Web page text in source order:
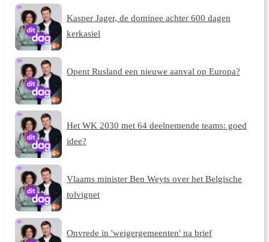
Kasper Jager, de dominee achter 600 dagen
kerkasiel
Opent Rusland een nieuwe aanval op Europa?
Het WK 2030 met 64 deelnemende teams: goed
idee?
Vlaams minister Ben Weyts over het Belgische
tolvignet
Onvrede in 'weigergemeenten' na brief